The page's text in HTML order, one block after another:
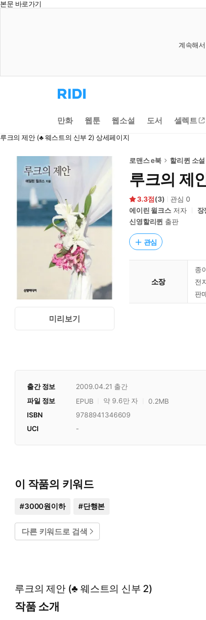
본문 바로가기
계속해
리
디
으
로
동
만화 웹툰 웹소설 도서 셀렉트
루크의 제안 (♣ 웨스트의 신부 2) 상세페이지
미리보기
로맨스 e북 할리퀸 소설
루크의 제
3.3 (3) 관심 0
에이린 윌크스 저자 장
신영할리퀸 출판
관심
소장
종
전
판
출간 정보 2009.04.21 출간
파일 정보
EPUB 약 9.6만 자 0.2MB
ISBN
9788941346609
UCI
-
이 작품의 키워드
#3000원이하 #단행본
다른 키워드로 검색
루크의 제안 (♣ 웨스트의 신부 2)
작품 소개